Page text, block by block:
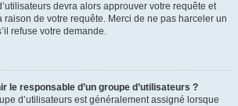
devra alors approuver votre requête et
de votre requête. Merci de ne pas harceler un
refuse votre demande.
le responsable d’un groupe d’utilisateurs ?
d’utilisateurs est généralement assigné lorsque